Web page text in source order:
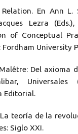
En Ann L.
Lezra
of Conceptual
Fordham University
Del axioma
Universales
Editorial.
teoría de la
Siglo XXI.